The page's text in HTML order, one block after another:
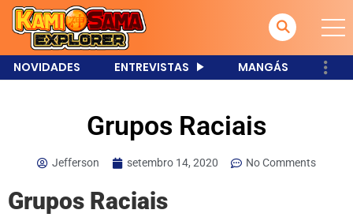
NOVIDADES ENTREVISTAS MANGÁS
Grupos Raciais
Jefferson setembro 14, 2020 No Comments
Grupos Raciais